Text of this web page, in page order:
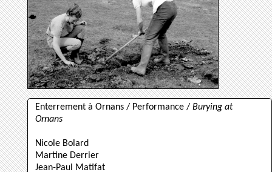
Enterrement à Ornans / Performance / Burying at
Ornans
Nicole Bolard
Martine Derrier
Jean-Paul Matifat